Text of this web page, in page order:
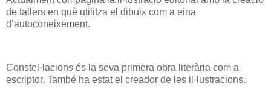
de tallers en què utilitza el dibuix com a eina
d’autoconeixement.
Constel·lacions és la seva primera obra literària com a
escriptor. També ha estat el creador de les il·lustracions.